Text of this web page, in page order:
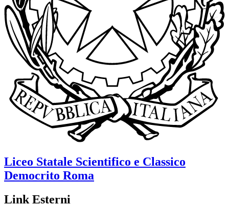
Liceo Statale Scientifico e Classico
Democrito Roma
Link Esterni